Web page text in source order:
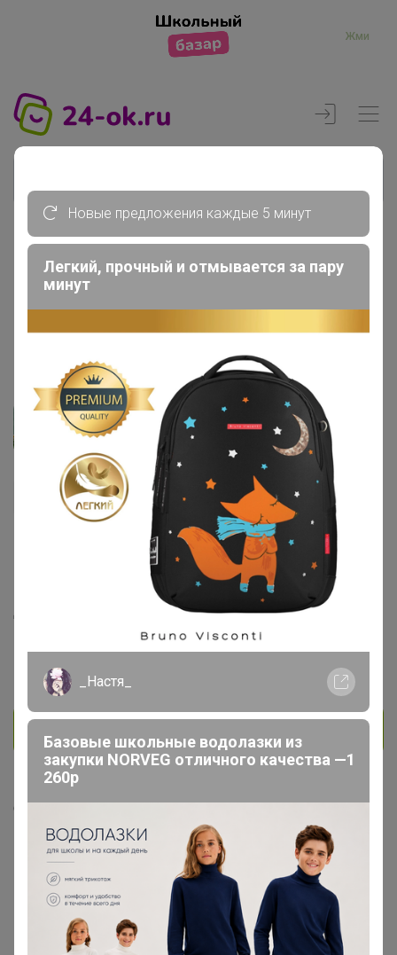
Жми
Главная
Члены клуба
Прадо
Кандидат в магистры
37 186 15
На сайте 9 августа, 2026 18:29
День рождения 14 апреля
В клубе с 2 июня 2014 г.
Скопировать ссылку
Медали 15
Номинировать на медаль
Новые предложения каждые 5 минут
Легкий, прочный и отмывается за пару
минут
_Настя_
Базовые школьные водолазки из
закупки NORVEG отличного качества —1
260р